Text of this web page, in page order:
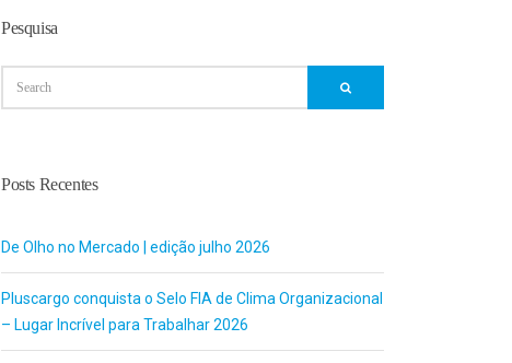
Pesquisa
Posts Recentes
De Olho no Mercado | edição julho 2026
Pluscargo conquista o Selo FIA de Clima Organizacional
– Lugar Incrível para Trabalhar 2026